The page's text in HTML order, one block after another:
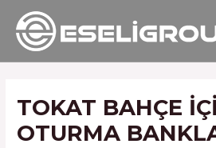
İçeriğe
atla
TOKAT BAHÇE
OTURMA
Yazı
gezinmesi